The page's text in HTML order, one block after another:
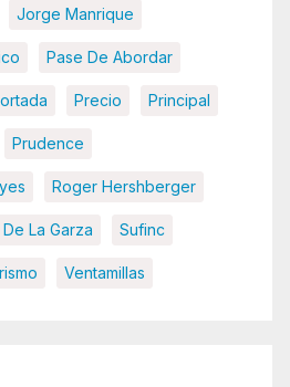
Jorge Manrique
Pase De Abordar
Precio Principal
Prudence
Roger Hershberger
La Garza Sufinc
Ventamillas